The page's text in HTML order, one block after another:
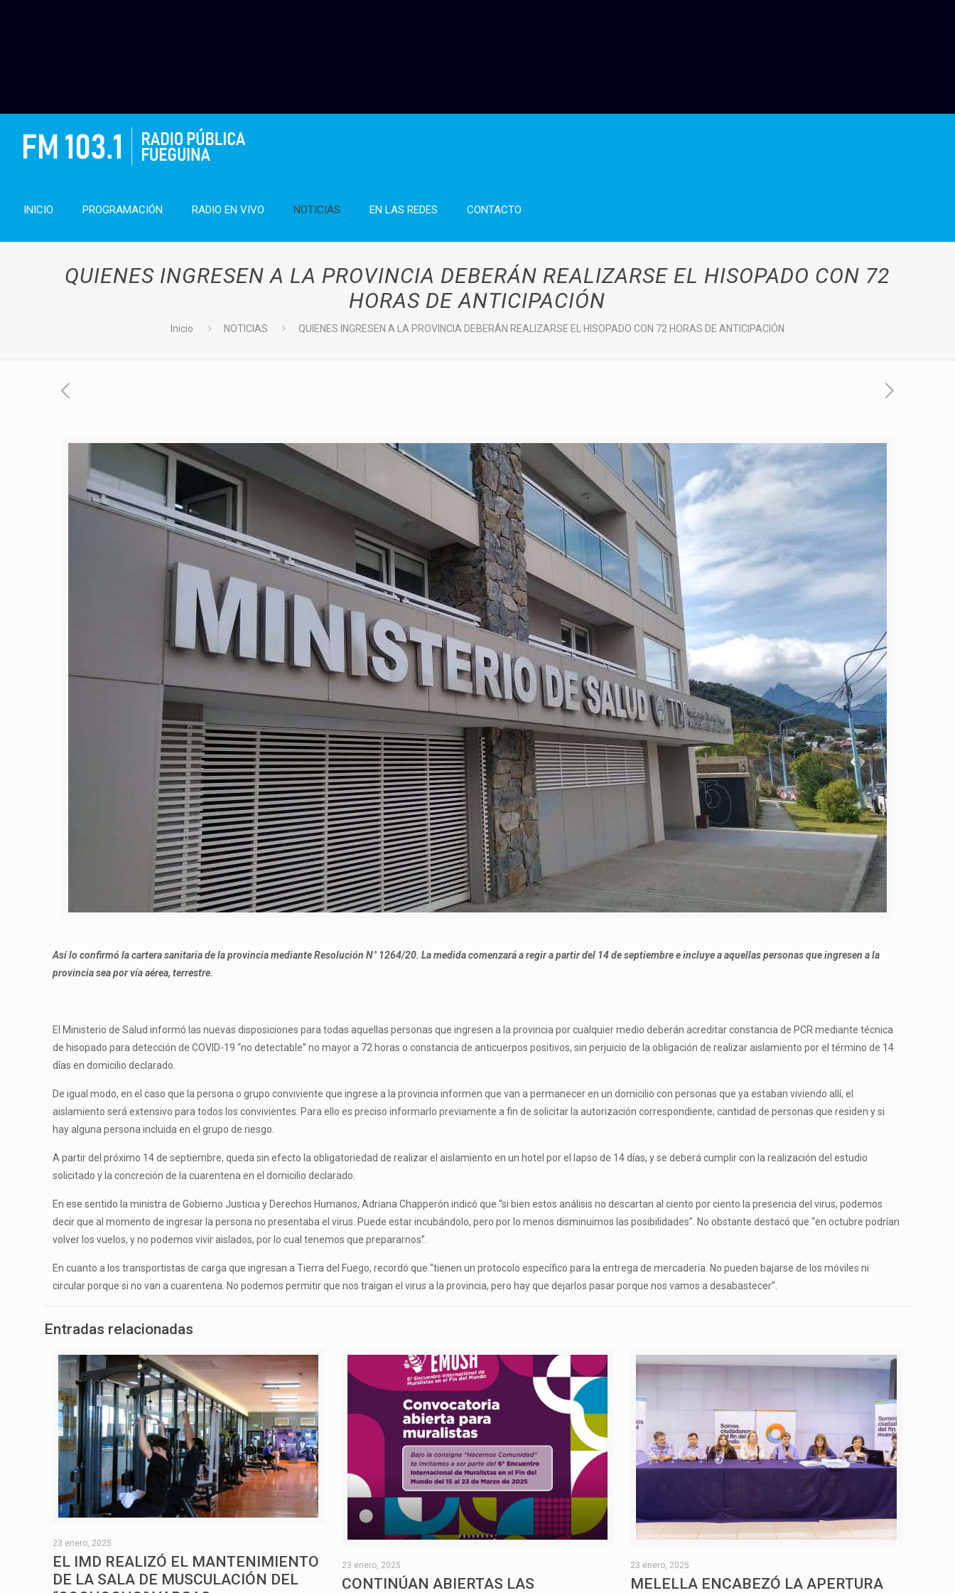
INICIO PROGRAMACIÓN RADIO EN VIVO NOTICIAS EN LAS REDES CONTACTO
QUIENES INGRESEN A LA PROVINCIA DEBERÁN REALIZARSE EL HISOPADO CON 72
HORAS DE ANTICIPACIÓN
Inicio NOTICIAS QUIENES INGRESEN A LA PROVINCIA DEBERÁN REALIZARSE EL HISOPADO CON 72 HORAS DE ANTICIPACIÓN
Así lo confirmó la cartera sanitaria de la provincia mediante Resolución N° 1264/20. La medida comenzará a regir a partir del 14 de septiembre e incluye a aquellas personas que ingresen a la
provincia sea por vía aérea, terrestre.
El Ministerio de Salud informó las nuevas disposiciones para todas aquellas personas que ingresen a la provincia por cualquier medio deberán acreditar constancia de PCR mediante técnica
de hisopado para detección de COVID-19 “no detectable” no mayor a 72 horas o constancia de anticuerpos positivos, sin perjuicio de la obligación de realizar aislamiento por el término de 14
días en domicilio declarado.
De igual modo, en el caso que la persona o grupo conviviente que ingrese a la provincia informen que van a permanecer en un domicilio con personas que ya estaban viviendo allí, el
aislamiento será extensivo para todos los convivientes. Para ello es preciso informarlo previamente a fin de solicitar la autorización correspondiente; cantidad de personas que residen y si
hay alguna persona incluida en el grupo de riesgo.
A partir del próximo 14 de septiembre, queda sin efecto la obligatoriedad de realizar el aislamiento en un hotel por el lapso de 14 días, y se deberá cumplir con la realización del estudio
solicitado y la concreción de la cuarentena en el domicilio declarado.
En ese sentido la ministra de Gobierno Justicia y Derechos Humanos, Adriana Chapperón indicó que “si bien estos análisis no descartan al ciento por ciento la presencia del virus, podemos
decir que al momento de ingresar la persona no presentaba el virus. Puede estar incubándolo, pero por lo menos disminuimos las posibilidades”. No obstante destacó que “en octubre podrían
volver los vuelos, y no podemos vivir aislados, por lo cual tenemos que prepararnos”.
En cuanto a los transportistas de carga que ingresan a Tierra del Fuego, recordó que “tienen un protocolo específico para la entrega de mercadería. No pueden bajarse de los móviles ni
circular porque si no van a cuarentena. No podemos permitir que nos traigan el virus a la provincia, pero hay que dejarlos pasar porque nos vamos a desabastecer”.
Entradas relacionadas
23 enero, 2025
EL IMD REALIZÓ EL MANTENIMIENTO
DE LA SALA DE MUSCULACIÓN DEL
23 enero, 2025
CONTINÚAN ABIERTAS LAS
23 enero, 2025
MELELLA ENCABEZÓ LA APERTURA